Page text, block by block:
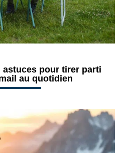
astuces pour tirer parti
au quotidien